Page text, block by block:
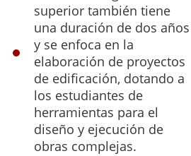
superior también tiene
una duración de dos años
y se enfoca en la
elaboración de proyectos
de edificación, dotando a
los estudiantes de
herramientas para el
diseño y ejecución de
obras complejas.